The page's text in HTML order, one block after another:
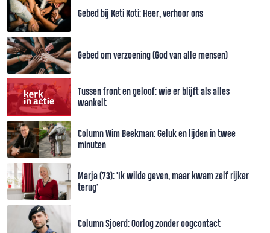
Gebed bij Keti Koti: Heer, verhoor ons
Gebed om verzoening (God van alle mensen)
Tussen front en geloof: wie er blijft als alles
wankelt
Column Wim Beekman: Geluk en lijden in twee
minuten
Marja (73): 'Ik wilde geven, maar kwam zelf rijker
terug'
Column Sjoerd: Oorlog zonder oogcontact